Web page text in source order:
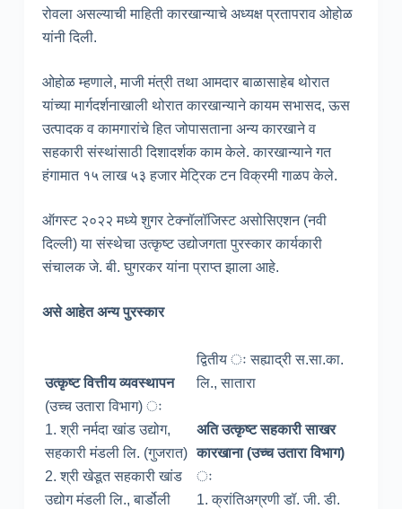
रोवला असल्याची माहिती कारखान्याचे अध्यक्ष प्रतापराव ओहोळ
यांनी दिली.
ओहोळ म्हणाले, माजी मंत्री तथा आमदार बाळासाहेब थोरात
यांच्या मार्गदर्शनाखाली थोरात कारखान्याने कायम सभासद, ऊस
उत्पादक व कामगारांचे हित जोपासताना अन्य कारखाने व
सहकारी संस्थांसाठी दिशादर्शक काम केले. कारखान्याने गत
हंगामात १५ लाख ५३ हजार मेट्रिक टन विक्रमी गाळप केले.
ऑगस्ट २०२२ मध्ये शुगर टेक्नॉलॉजिस्ट असोसिएशन (नवी
दिल्ली) या संस्थेचा उत्कृष्ट उद्योजगता पुरस्कार कार्यकारी
संचालक जे. बी. घुगरकर यांना प्राप्त झाला आहे.
असे आहेत अन्य पुरस्कार
उत्कृष्ट वित्तीय व्यवस्थापन
(उच्च उतारा विभाग) ः
1. श्री नर्मदा खांड उद्योग,
सहकारी मंडली लि. (गुजरात)
2. श्री खेडूत सहकारी खांड
उद्योग मंडली लि., बार्डोली
द्वितीय ः सह्याद्री स.सा.का.
लि., सातारा
अति उत्कृष्ट सहकारी साखर
कारखाना (उच्च उतारा विभाग)
ः
1. क्रांतिअग्रणी डॉ. जी. डी.